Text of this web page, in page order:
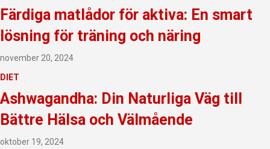
Färdiga matlådor för aktiva: En smart
lösning för träning och näring
november 20, 2024
DIET
Ashwagandha: Din Naturliga Väg till
Bättre Hälsa och Välmående
oktober 19, 2024